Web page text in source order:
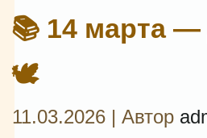
📚 14 марта
🕊
11.03.2026 | Автор